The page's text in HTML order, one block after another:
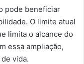
pode beneficiar
O limite atual
limita o alcance do
essa ampliação,
vida.